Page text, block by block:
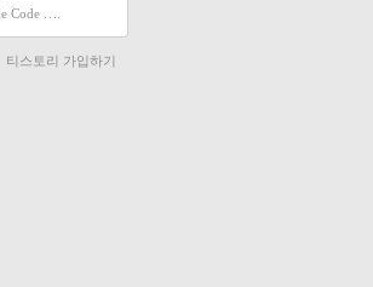
Code ….
티스토리 가입하기